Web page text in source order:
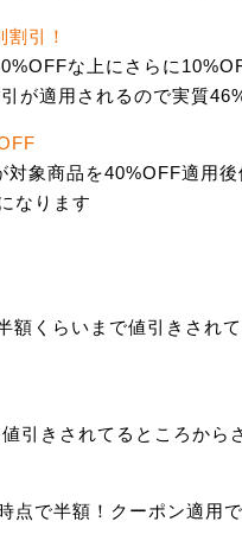
引！
な上にさらに
が適用されるので実質
対象商品を40%OFF適用
なります
額くらいまで値引きされ
引きされてるところから
点で半額！クーポン適用